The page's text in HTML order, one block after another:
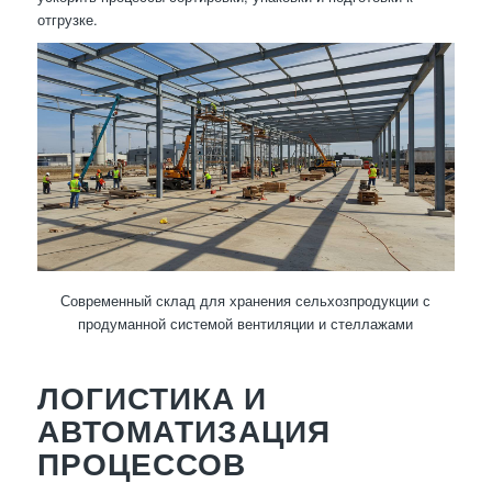
отгрузке.
Современный склад для хранения сельхозпродукции с
продуманной системой вентиляции и стеллажами
ЛОГИСТИКА И
АВТОМАТИЗАЦИЯ
ПРОЦЕССОВ